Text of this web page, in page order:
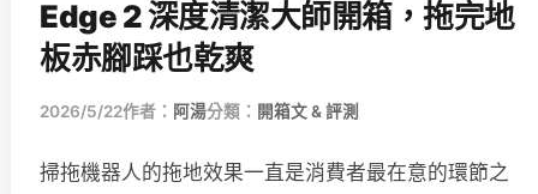
Edge 2 深度清潔大師開箱，拖完地
板赤腳踩也乾爽
2026/5/22作者： 阿湯分類： 開箱文 & 評測
掃拖機器人的拖地效果一直是消費者最在意的環節之